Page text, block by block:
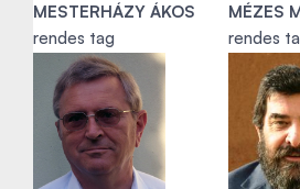
MESTERHÁZY ÁKOS
rendes tag
MÉZES
rendes